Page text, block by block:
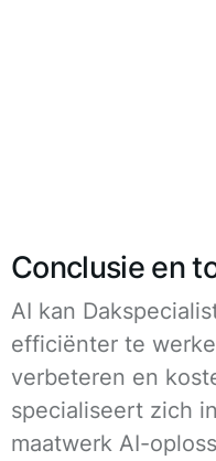
Conclusie en
AI kan
efficiënter te
verbeteren en
specialiseert zich
maatwerk AI-